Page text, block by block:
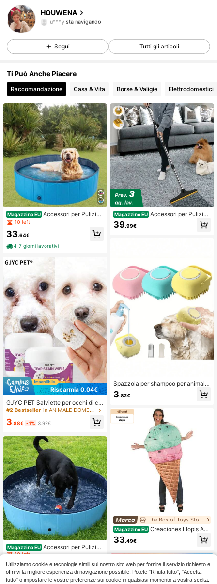
HOUWENA
u***ysta navigando
4 Follower
4 Follower
4 Follower
4 Follower
Segui Tutti gli articoli
Ti Può Anche Piacere
Raccomandazione Casa & Vita Borse & Valigie Elettrodomestici
Magazzino EU Accessori per Pulizia
Animali
10 left
33.64€
4-7 giorni lavorativi
Risparmia 0.04€
GJYC PET Salviette per occhi di ca
ni e gatti - Rimuovono delicatament
zioni - Detergente ipoallergenico p
onfezione
#2 Bestseller in ANIMALE DOMESTICO Accessori per la pulizia degl
3.88€ -1% 3.92€
Magazzino EU Accessori per Pulizia
Animali
10 left
33.54€
4-7 giorni lavorativi
Magazzino EU Accessori per Pulizia
Animali
39.99€
Spazzola per shampoo per animali
domestici, Spazzola da bagno per c
ani/gatti, Spazzola in silicone per a
ampoo, Toelettatura per animali do
mestici, Adatta per peli lunghi e cort
i
3.82€
The Box of Toys Store
Magazzino EU Creaciones Llopis Acc
essori per la pulizia degli animali do
mestici
33.49€
Utilizziamo cookie e tecnologie simili sul nostro sito web per fornire il servizio richiesto e
offrirvi la migliore esperienza di navigazione possibile. Potete "Rifiuta tutto", "Accetta
tutto" o impostare le vostre preferenze sui cookie in qualsiasi momento a vostra scelta.